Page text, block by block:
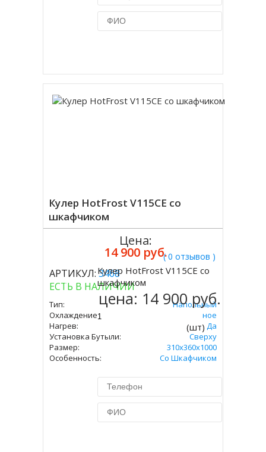
Кулер HotFrost V115CE со
шкафчиком
( 0 отзывов )
АРТИКУЛ:3468
ЕСТЬ В НАЛИЧИИ
Тип:
Напольный
Охлаждение:
Электронное
Нагрев:
Да
Установка Бутыли:
Сверху
Размер:
310х360х1000
Особенность:
Со Шкафчиком
Цена:
14 900 руб.
Купить
Кулер HotFrost V115CE со
шкафчиком
цена: 14 900 руб.
(шт)